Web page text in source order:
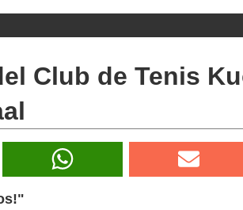
Club de Tenis